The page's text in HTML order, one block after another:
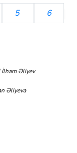
5
6
İlham Əliyev
Əliyeva